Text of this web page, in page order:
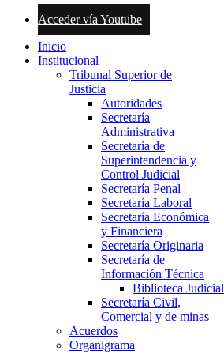
Acceder vía Youtube
Inicio
Institucional
Tribunal Superior de
Justicia
Autoridades
Secretaría
Administrativa
Secretaría de
Superintendencia y
Control Judicial
Secretaría Penal
Secretaría Laboral
Secretaría Económica
y Financiera
Secretaría Originaria
Secretaría de
Información Técnica
Biblioteca Judicial
Secretaría Civil,
Comercial y de minas
Acuerdos
Organigrama